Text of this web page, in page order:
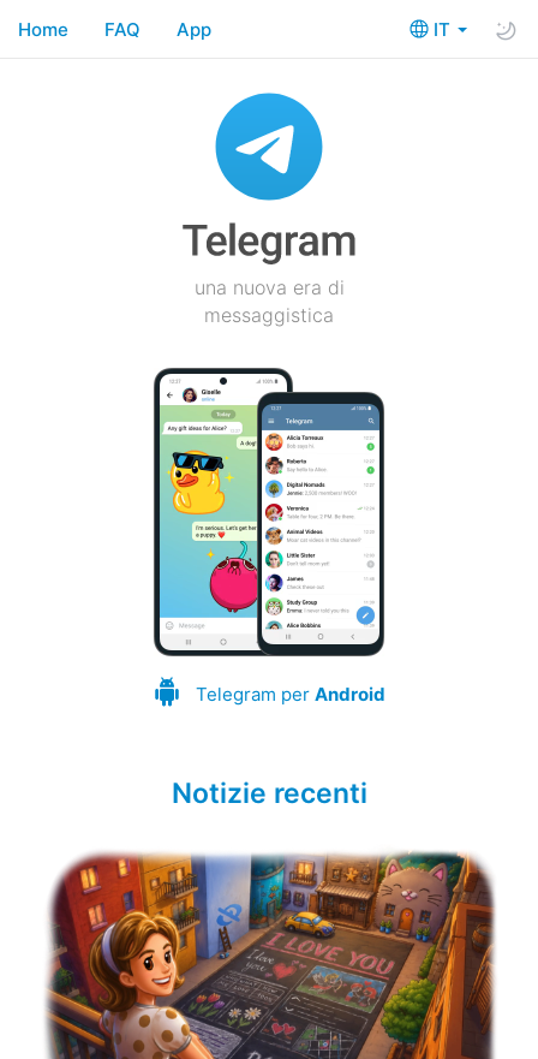
IT
Home FAQ App
una nuova era di
messaggistica
Telegram per Android
Notizie recenti